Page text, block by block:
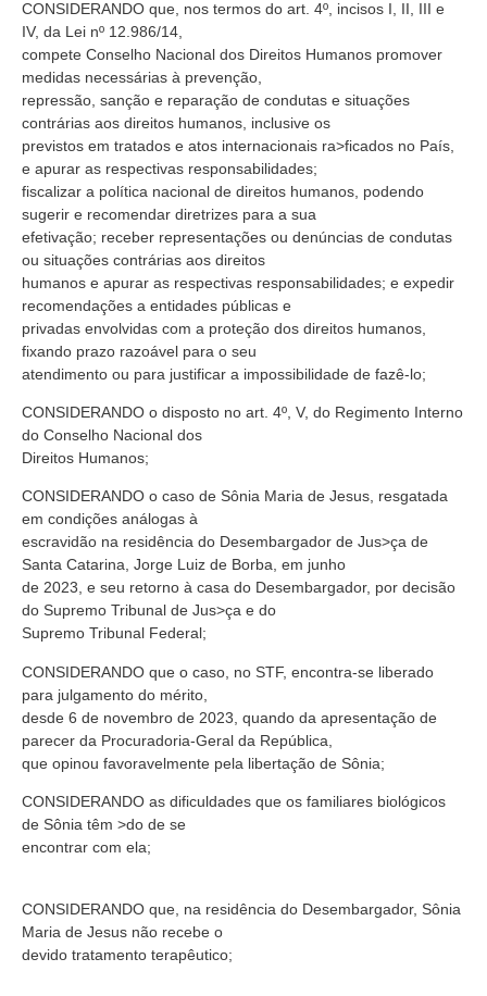
CONSIDERANDO que, nos termos do art. 4º, incisos I, II, III e
IV, da Lei nº 12.986/14,
compete Conselho Nacional dos Direitos Humanos promover
medidas necessárias à prevenção,
repressão, sanção e reparação de condutas e situações
contrárias aos direitos humanos, inclusive os
previstos em tratados e atos internacionais ra>ficados no País,
e apurar as respectivas responsabilidades;
fiscalizar a política nacional de direitos humanos, podendo
sugerir e recomendar diretrizes para a sua
efetivação; receber representações ou denúncias de condutas
ou situações contrárias aos direitos
humanos e apurar as respectivas responsabilidades; e expedir
recomendações a entidades públicas e
privadas envolvidas com a proteção dos direitos humanos,
fixando prazo razoável para o seu
atendimento ou para justificar a impossibilidade de fazê-lo;
CONSIDERANDO o disposto no art. 4º, V, do Regimento Interno
do Conselho Nacional dos
Direitos Humanos;
CONSIDERANDO o caso de Sônia Maria de Jesus, resgatada
em condições análogas à
escravidão na residência do Desembargador de Jus>ça de
Santa Catarina, Jorge Luiz de Borba, em junho
de 2023, e seu retorno à casa do Desembargador, por decisão
do Supremo Tribunal de Jus>ça e do
Supremo Tribunal Federal;
CONSIDERANDO que o caso, no STF, encontra-se liberado
para julgamento do mérito,
desde 6 de novembro de 2023, quando da apresentação de
parecer da Procuradoria-Geral da República,
que opinou favoravelmente pela libertação de Sônia;
CONSIDERANDO as dificuldades que os familiares biológicos
de Sônia têm >do de se
encontrar com ela;
CONSIDERANDO que, na residência do Desembargador, Sônia
Maria de Jesus não recebe o
devido tratamento terapêutico;